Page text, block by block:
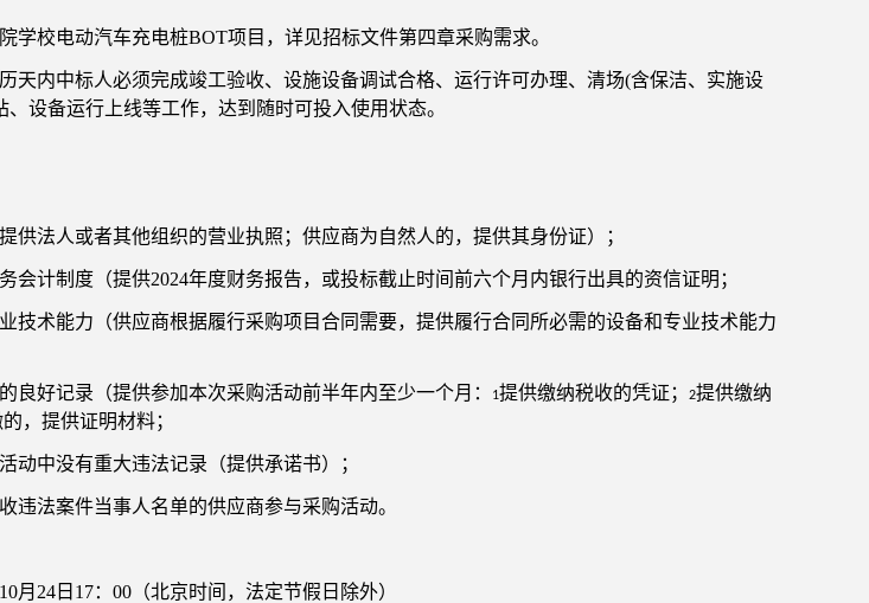
学校电动汽车充电桩BOT项目， 详见招标文件第四章采购需求。
天内中标人必须完成竣工验收、设施设备调试合格、运行许可办理、清场(含保洁、实施设
设备运行上线等工作，达到随时可投入使用状态。
供法人或者其他组织的营业执照；供应商为自然人的，提供其身份证）；
会计制度（提供2024年度财务报告，或投标截止时间前六个月内银行出具的资信证明；
技术能力（供应商根据履行采购项目合同需要，提供履行合同所必需的设备和专业技术能力
良好记录（提供参加本次采购活动前半年内至少一个月： 1提供缴纳税收的凭证； 2提供缴纳
，提供证明材料；
动中没有重大违法记录（提供承诺书）；
违法案件当事人名单的供应商参与采购活动。
月24日17：00（北京时间，法定节假日除外）